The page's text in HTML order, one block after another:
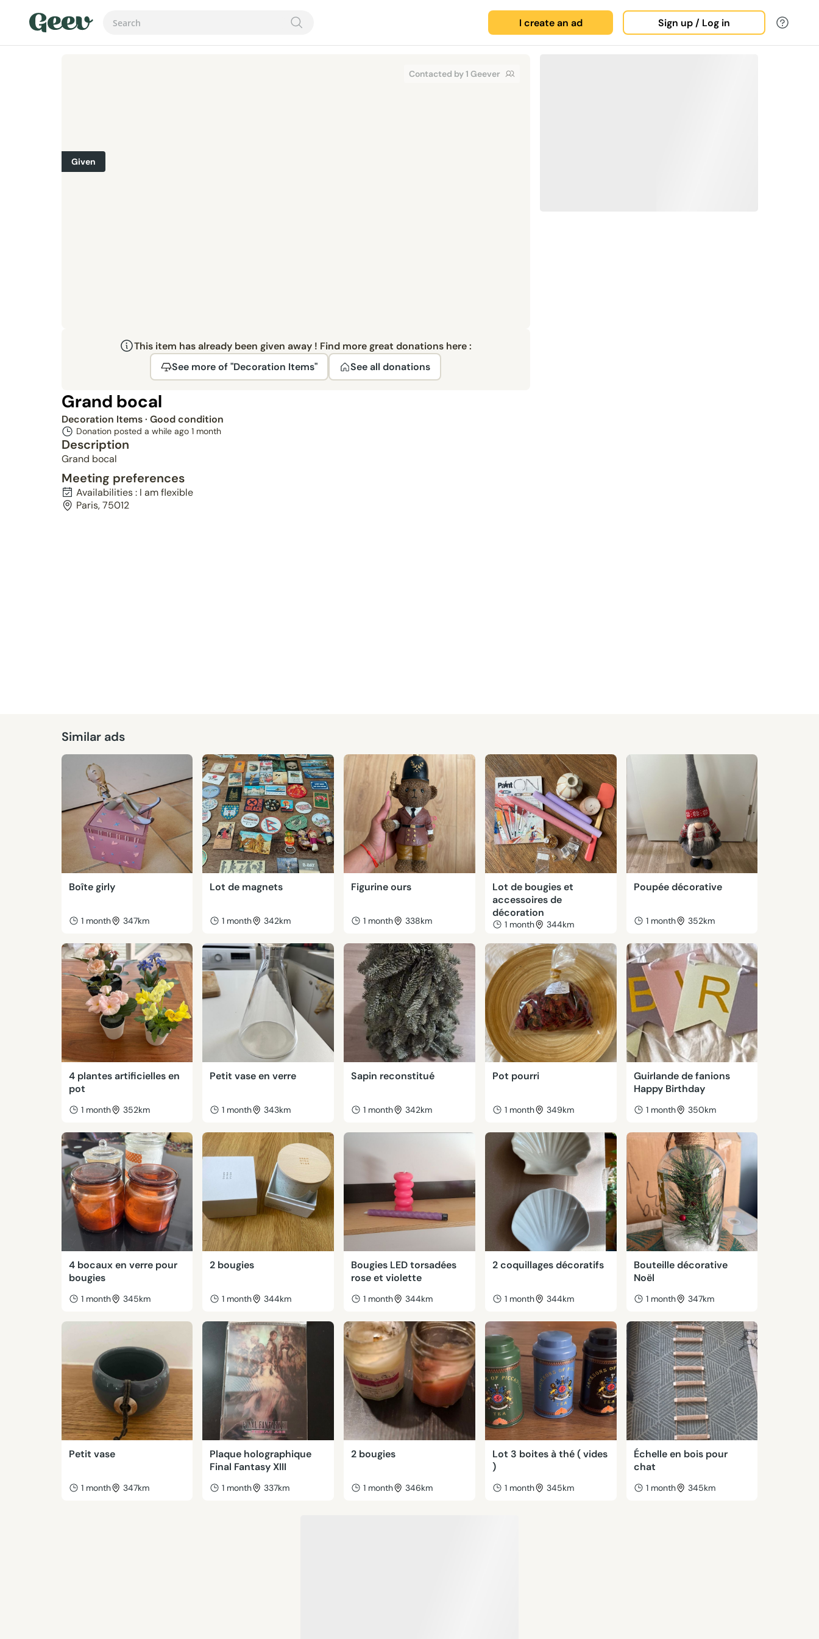
I create an ad Sign up / Log in
Contacted by 1 Geever
Given
This item has already been given away ! Find more great donations here :
See more of "Decoration Items"
See all donations
Grand bocal
Decoration Items· Good condition
Donation posted a while ago 1 month
Description
Grand bocal
Meeting preferences
Availabilities : I am flexible
Paris, 75012
Similar ads
Boîte girly
1 month 347km
Lot de magnets
1 month 342km
Figurine ours
1 month 338km
Lot de bougies et
accessoires de
décoration
1 month 344km
Poupée décorative
1 month 352km
4 plantes artificielles en
pot
1 month 352km
Petit vase en verre
1 month 343km
Sapin reconstitué
1 month 342km
Pot pourri
1 month 349km
Guirlande de fanions
Happy Birthday
1 month 350km
4 bocaux en verre pour
bougies
1 month 345km
2 bougies
1 month 344km
Bougies LED torsadées
rose et violette
1 month 344km
2 coquillages décoratifs
1 month 344km
Bouteille décorative
Noël
1 month 347km
Petit vase
1 month 347km
Plaque holographique
Final Fantasy XIII
1 month 337km
2 bougies
1 month 346km
Lot 3 boites à thé ( vides
)
1 month 345km
Échelle en bois pour
chat
1 month 345km